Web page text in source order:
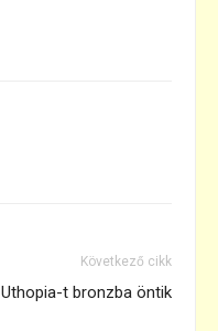
Következő cikk
Uthopia-t bronzba öntik